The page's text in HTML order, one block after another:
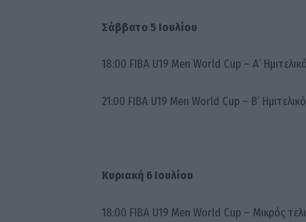
Σάββατο 5 Ιουλίου
18:00 FIBA U19 Men World Cup – Α’
21:00 FIBA U19 Men World Cup – Β’
Κυριακή 6 Ιουλίου
18:00 FIBA U19 Men World Cup – Μικρός